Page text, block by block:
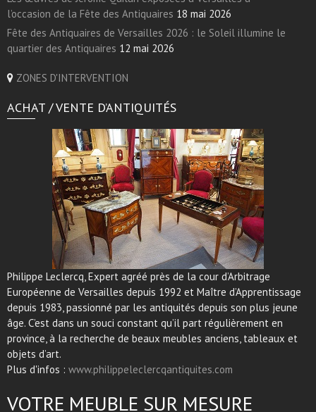
l’occasion de la Fête des Antiquaires 18 mai 2026
Fête des Antiquaires de Versailles 2026 : le Soleil illumine le
quartier des Antiquaires 12 mai 2026
ZONES D'INTERVENTION
ACHAT / VENTE D’ANTIQUITÉS
Philippe Leclercq, Expert agréé près de la cour d’Arbitrage
Européenne de Versailles depuis 1992 et Maître d’Apprentissage
depuis 1983, passionné par les antiquités depuis son plus jeune
âge. C’est dans un souci constant qu’il part régulièrement en
province, à la recherche de beaux meubles anciens, tableaux et
objets d’art.
Plus d'infos : www.philippeleclercqantiquites.com
VOTRE MEUBLE SUR MESURE